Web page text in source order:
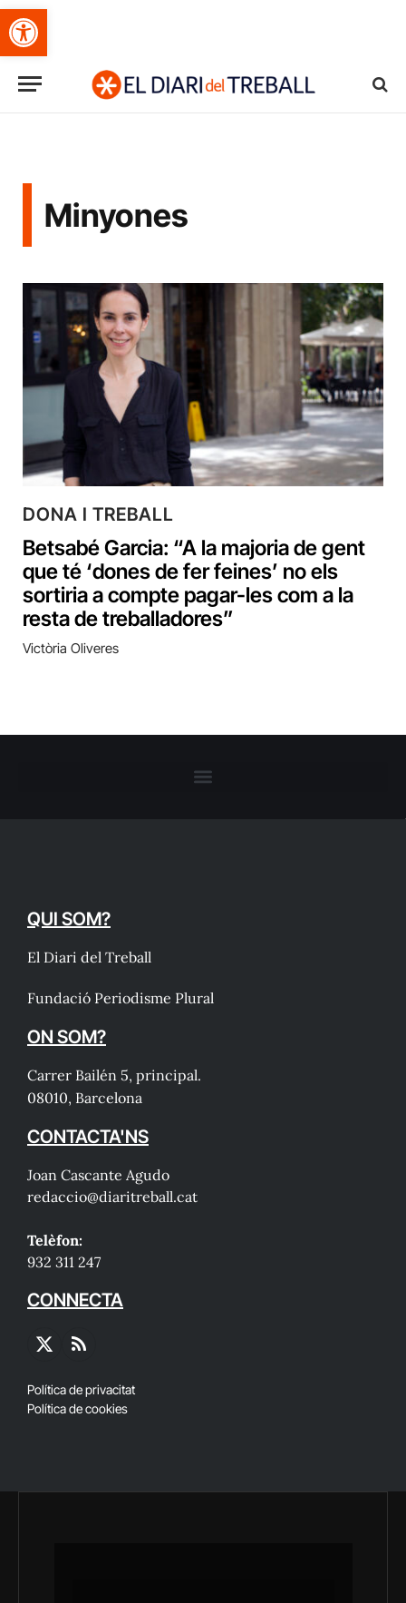
Obre la barra d'eines
Minyones
DONA I TREBALL
Betsabé Garcia: “A la majoria de gent
que té ‘dones de fer feines’ no els
sortiria a compte pagar-les com a la
resta de treballadores”
Victòria Oliveres
QUI SOM?
El Diari del Treball
Fundació Periodisme Plural
ON SOM?
Carrer Bailén 5, principal.
08010, Barcelona
CONTACTA'NS
Joan Cascante Agudo
redaccio@diaritreball.cat
Telèfon:
932 311 247
CONNECTA
X
RSS
Política de privacitat
Política de cookies